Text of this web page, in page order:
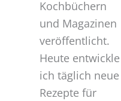
Kochbüchern
und Magazinen
veröffentlicht.
Heute entwickle
ich täglich neue
Rezepte für